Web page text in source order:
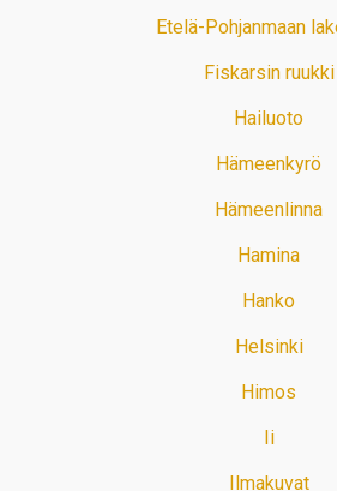
Etelä-Pohjanmaan
Fiskarsin ruukki
Hailuoto
Hämeenkyrö
Hämeenlinna
Hamina
Hanko
Helsinki
Himos
Ii
Ilmakuvat